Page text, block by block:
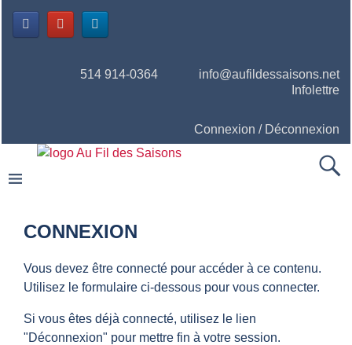
514 914-0364
info@aufildessaisons.net
Infolettre
Connexion / Déconnexion
CONNEXION
Vous devez être connecté pour accéder à ce contenu.
Utilisez le formulaire ci-dessous pour vous connecter.
Si vous êtes déjà connecté, utilisez le lien
"Déconnexion" pour mettre fin à votre session.